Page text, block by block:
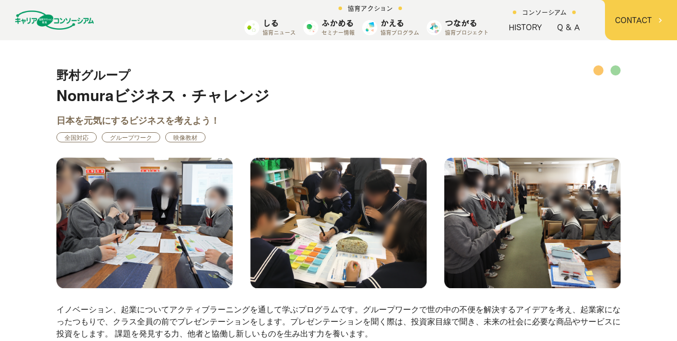
協育アクション
しる
協育ニュース
ふかめる
セミナー情報
かえる
協育プログラム
つながる
協育プロジェクト
コンソーシアム
HISTORY Q & A
CONTACT
野村グループ
Nomuraビジネス・チャレンジ
日本を元気にするビジネスを考えよう！
全国対応 グループワーク 映像教材
イノベーション、起業についてアクティブラーニングを通して学ぶプログラムです。グループワークで世の中の不便を解決するアイデアを考え、起業家にな
ったつもりで、クラス全員の前でプレゼンテーションをします。プレゼンテーションを聞く際は、投資家目線で聞き、未来の社会に必要な商品やサービスに
投資をします。 課題を発見する力、他者と協働し新しいものを生み出す力を養います。